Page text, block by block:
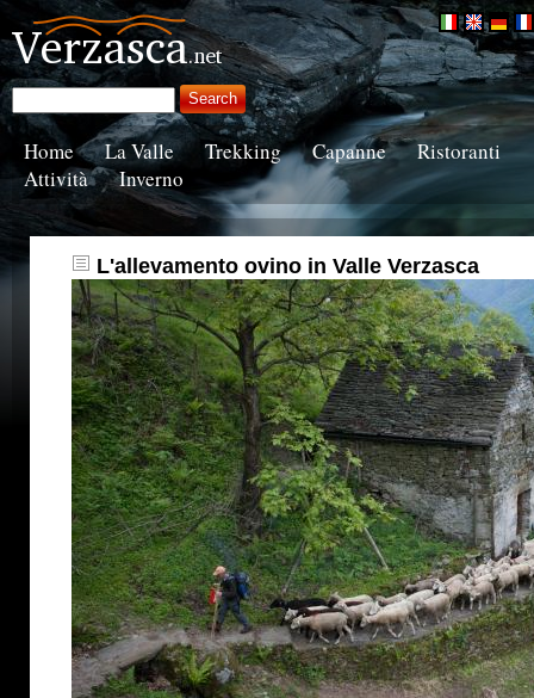
Home La Valle Trekking Capanne
Ristoranti
Attività
Inverno
L'allevamento ovino in Valle Verzasca